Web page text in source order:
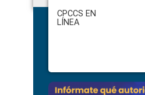
Footer
CPCCS EN
LÍNEA